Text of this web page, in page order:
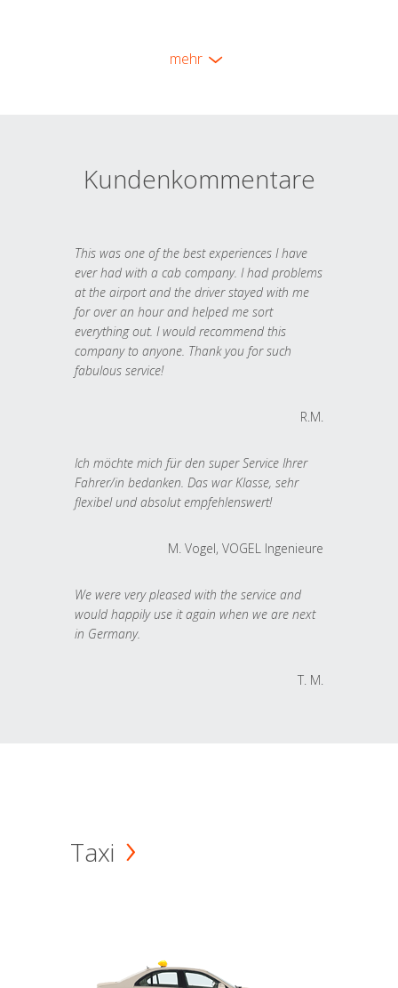
mehr
Kundenkommentare
This was one of the best experiences I have
ever had with a cab company. I had problems
at the airport and the driver stayed with me
for over an hour and helped me sort
everything out. I would recommend this
company to anyone. Thank you for such
fabulous service!
R.M.
Ich möchte mich für den super Service Ihrer
Fahrer/in bedanken. Das war Klasse, sehr
flexibel und absolut empfehlenswert!
M. Vogel, VOGEL Ingenieure
We were very pleased with the service and
would happily use it again when we are next
in Germany.
T. M.
Taxi